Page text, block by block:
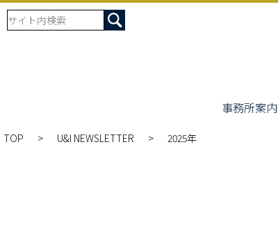
事務所案内
TOP U&I NEWSLETTER 2025年